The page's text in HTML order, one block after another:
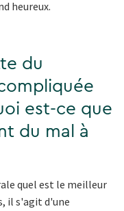
heureux.
du
est-ce que
du mal à
quel est le meilleur
il s'agit d'une